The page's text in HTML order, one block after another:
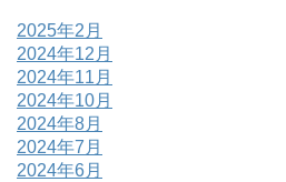
2025年2月
2024年12月
2024年11月
2024年10月
2024年8月
2024年7月
2024年6月